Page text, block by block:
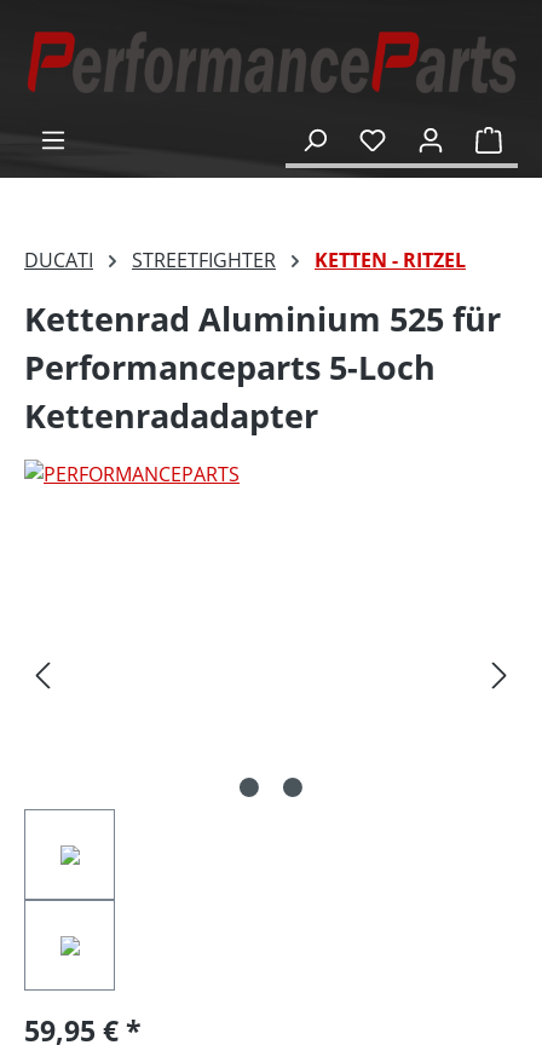
springen
DUCATI STREETFIGHTER KETTEN - RITZEL
Kettenrad Aluminium 525 für
Performanceparts 5-Loch
Kettenradadapter
59,95 €